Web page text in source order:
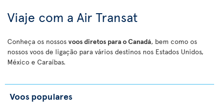
Viaje com a Air Transat
Conheça os nossos voos diretos para o Canadá, bem como os
nossos voos de ligação para vários destinos nos Estados Unidos,
México e Caraíbas.
Voos populares